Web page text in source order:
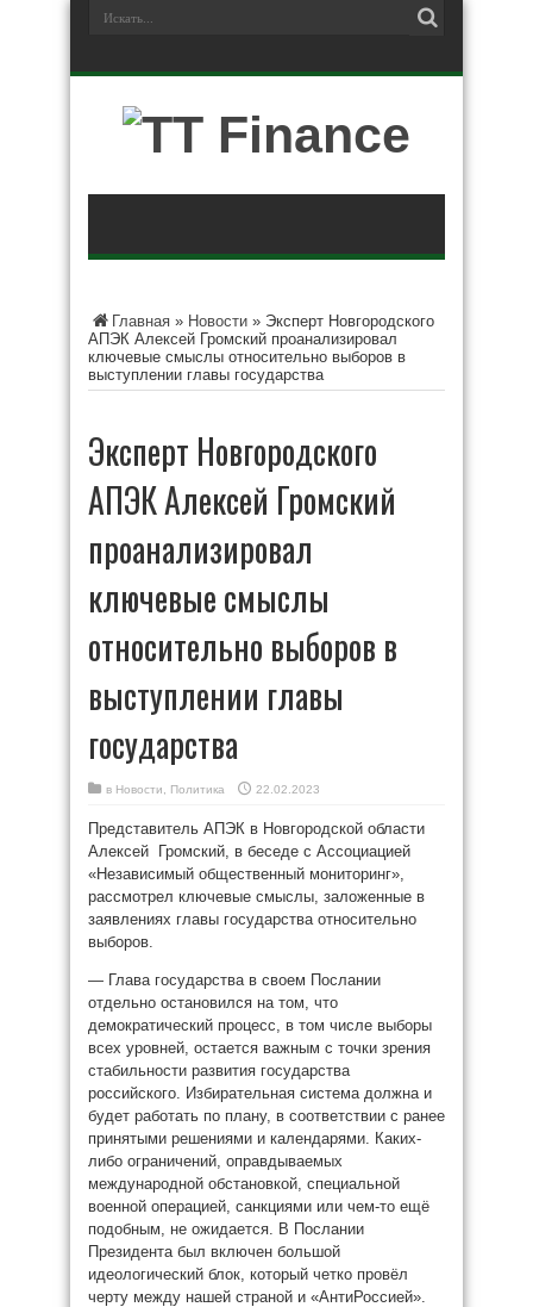
Главная » Новости » Эксперт Новгородского
АПЭК Алексей Громский проанализировал
ключевые смыслы относительно выборов в
выступлении главы государства
Эксперт Новгородского
АПЭК Алексей Громский
проанализировал
ключевые смыслы
относительно выборов в
выступлении главы
государства
в Новости Политика 22.02.2023
Представитель АПЭК в Новгородской области
Алексей Громский, в беседе с Ассоциацией
«Независимый общественный мониторинг»,
рассмотрел ключевые смыслы, заложенные в
заявлениях главы государства относительно
выборов.
— Глава государства в своем Послании
отдельно остановился на том, что
демократический процесс, в том числе выборы
всех уровней, остается важным с точки зрения
стабильности развития государства
российского. Избирательная система должна и
будет работать по плану, в соответствии с ранее
принятыми решениями и календарями. Каких-
либо ограничений, оправдываемых
международной обстановкой, специальной
военной операцией, санкциями или чем-то ещё
подобным, не ожидается. В Послании
Президента был включен большой
идеологический блок, который четко провёл
черту между нашей страной и «АнтиРоссией».